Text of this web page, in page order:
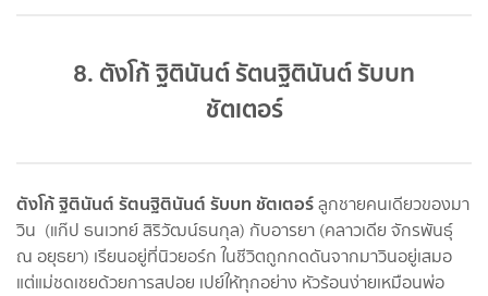
8. ตังโก้ ฐิตินันต์ รัตนฐิตินันต์ รับบท
ชัตเตอร์
ตังโก้ ฐิตินันต์ รัตนฐิตินันต์ รับบท ชัตเตอร์ลูกชายคนเดียวของมา
วิน (แก๊ป ธนเวทย์ สิริวัฒน์ธนกุล) กับอารยา (คลาวเดีย จักรพันธุ์
ณ อยุธยา) เรียนอยู่ที่นิวยอร์ก ในชีวิตถูกกดดันจากมาวินอยู่เสมอ
แต่แม่ชดเชยด้วยการสปอย เปย์ให้ทุกอย่าง หัวร้อนง่ายเหมือนพ่อ